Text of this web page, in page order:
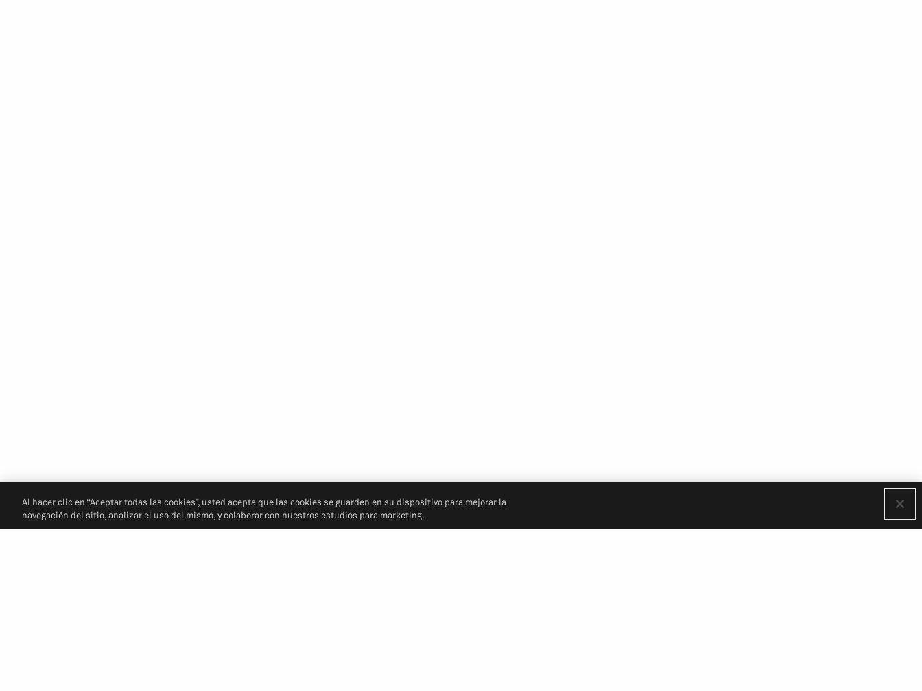
Al hacer clic en “Aceptar todas las cookies”, usted acepta que las cookies se guarden en su dispositivo para mejorar la
navegación del sitio, analizar el uso del mismo, y colaborar con nuestros estudios para marketing.